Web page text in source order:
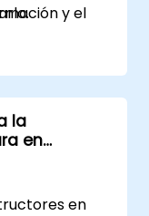
y el
la
en
en